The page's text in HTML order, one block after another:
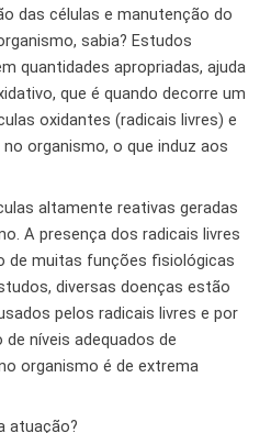
das células e manutenção do
sabia? Estudos
quantidades apropriadas, ajuda
que é quando decorre um
oxidantes (radicais livres) e
organismo, o que induz aos
altamente reativas geradas
A presença dos radicais livres
de muitas funções fisiológicas
diversas doenças estão
pelos radicais livres e por
níveis adequados de
organismo é de extrema
atuação?